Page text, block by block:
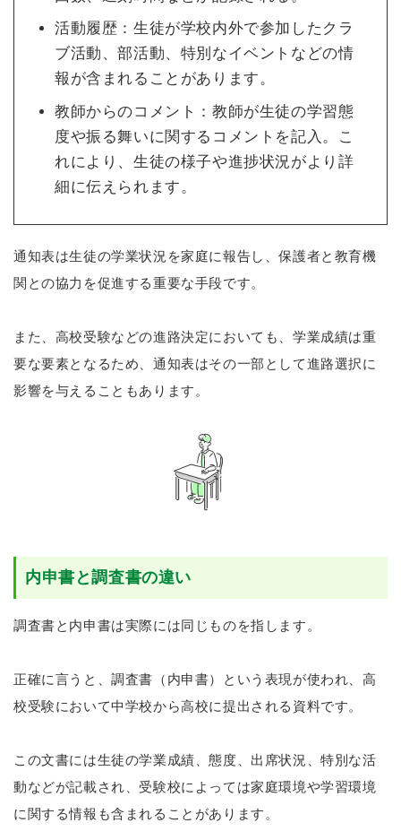
活動履歴：生徒が学校内外で参加したクラ
ブ活動、部活動、特別なイベントなどの情
報が含まれることがあります。
教師からのコメント：教師が生徒の学習態
度や振る舞いに関するコメントを記入。こ
れにより、生徒の様子や進捗状況がより詳
細に伝えられます。
通知表は生徒の学業状況を家庭に報告し、保護者と教育機
関との協力を促進する重要な手段です。
また、高校受験などの進路決定においても、学業成績は重
要な要素となるため、通知表はその一部として進路選択に
影響を与えることもあります。
内申書と調査書の違い
調査書と内申書は実際には同じものを指します。
正確に言うと、調査書（内申書）という表現が使われ、高
校受験において中学校から高校に提出される資料です。
この文書には生徒の学業成績、態度、出席状況、特別な活
動などが記載され、受験校によっては家庭環境や学習環境
に関する情報も含まれることがあります。